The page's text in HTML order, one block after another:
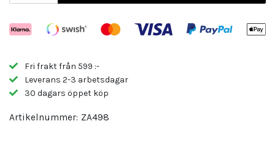
Fri frakt från 599 :-
Leverans 2-3 arbetsdagar
30 dagars öppet köp
Artikelnummer: ZA498